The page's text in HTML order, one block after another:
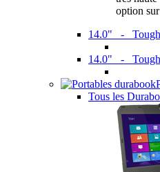
option
14.0" -
14.0" -
Tous les